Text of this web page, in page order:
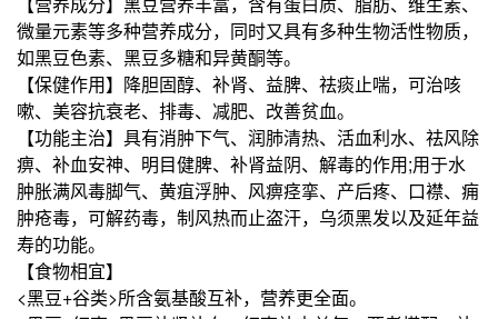
微量元素等多种营养成分，同时又具有多种生物活性物质，
如黑豆色素、黑豆多糖和异黄酮等。
【保健作用】降胆固醇、补肾、益脾、祛痰止喘，可治咳
嗽、美容抗衰老、排毒、减肥、改善贫血。
【功能主治】具有消肿下气、润肺清热、活血利水、祛风除
痹、补血安神、明目健脾、补肾益阴、解毒的作用;用于水
肿胀满风毒脚气、黄疽浮肿、风痹痉挛、产后疼、口襟、痈
肿疮毒，可解药毒，制风热而止盗汗，乌须黑发以及延年益
寿的功能。
【食物相宜】
<黑豆+谷类>所含氨基酸互补，营养更全面。